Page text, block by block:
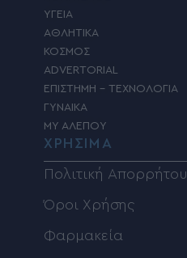
ΥΓΕΙΑ
ΑΘΛΗΤΙΚΑ
ΚΟΣΜΟΣ
ADVERTORIAL
ΕΠΙΣΤΗΜΗ – ΤΕΧΝΟΛΟΓΙΑ
ΓΥΝΑΙΚΑ
MY ΑΛΕΠΟΥ
ΧΡΗΣΙΜΑ
Πολιτική Απορρήτου
Όροι Χρήσης
Φαρμακεία